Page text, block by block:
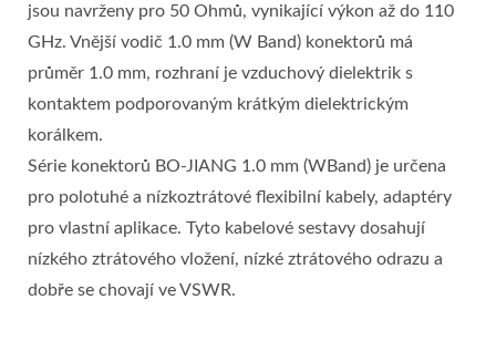
jsou navrženy pro 50 Ohmů, vynikající výkon až do 110
GHz. Vnější vodič 1.0 mm (W Band) konektorů má
průměr 1.0 mm, rozhraní je vzduchový dielektrik s
kontaktem podporovaným krátkým dielektrickým
korálkem.
Série konektorů BO-JIANG 1.0 mm (WBand) je určena
pro polotuhé a nízkoztrátové flexibilní kabely, adaptéry
pro vlastní aplikace. Tyto kabelové sestavy dosahují
nízkého ztrátového vložení, nízké ztrátového odrazu a
dobře se chovají ve VSWR.